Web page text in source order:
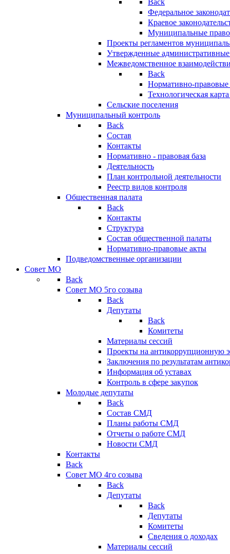
Back
Федеральное
Краевое
Муниципальные
Проекты регламентов
Утвержденные
Межведомственное
Back
Нормативно-правовые
Технологическая
Сельские поселения
Муниципальный контроль
Back
Состав
Контакты
Нормативно - правовая база
Деятельность
План контрольной деятельности
Реестр видов контроля
Общественная палата
Back
Контакты
Структура
Состав общественной палаты
Нормативно-правовые акты
Подведомственные организации
Совет МО
Back
Совет МО 5го созыва
Back
Депутаты
Back
Комитеты
Материалы сессий
Проекты на антикоррупционную
Заключения по результатам
Информация об уставах
Контроль в сфере закупок
Молодые депутаты
Back
Состав СМД
Планы работы СМД
Отчеты о работе СМД
Новости СМД
Контакты
Back
Совет МО 4го созыва
Back
Депутаты
Back
Депутаты
Комитеты
Сведения о доходах
Материалы сессий